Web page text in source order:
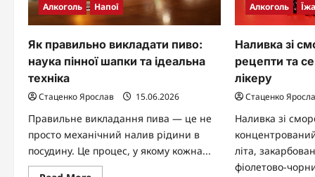
Алкоголь Напої
Як правильно викладати пиво:
наука пінної шапки та ідеальна
техніка
Стаценко Ярослав 15.06.2026
Правильне викладання пива — це не
просто механічний налив рідини в
посудину. Це процес, у якому кожна...
Алкоголь
Наливка зі
рецепти та
лікеру
Стаценко
Наливка зі
літа,
фіолетово-